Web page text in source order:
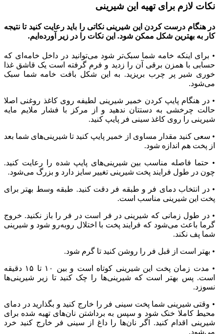
نکات لازم برای تهیه این شیرینی
در هنگام درست کردن این شیرینی نکاتی را باید رعایت کنید تا نتیجه
کار به بهترین شکل ممکن شود. این نکات را در زیر آورده‌ایم.
• برای اینکه خامه شما سبک‌تر شود می‌توانید در داخل خامه‌ای که
حسابی با همزن برقی آن‌ را زدید و فرم گرفته است یک قاشق غذا
خوری شیر پر چرب بریزید. به این شکل بافت خامه شما سبک
می‌شود.
• در هنگام پایپ کردن خمیر شیرینی لطیفه روی کاغذ روغنی اصلا
حالت چرخشی به دستتان ندهید و از مرکز با فشار ملایم مایه
شیرینی را روی کاغذ سینی فر پایپ کنید.
• سعی کنید مقدار مساوی از خمیر پایپ کنید تا شیرینی‌های شما بعد
از پخت هم ‌اندازه شود.
• حتما فاصله مناسب بین شیرینی‌های پایپ شده را رعایت کنید.
چون در طول فرایند پخت شیرینی تغییر سایز دارد و بزرگ می‌شود.
• در انتخاب دمای فر و طبقه فر دقت کنید. طبقه وسط بهتر برای
پخت این شیرینی مناسب است.
• در طول زمانی که شیرینی در فر است در فر را باز نکنید. خروج
گرما باعث می‌شود که فرایند پخت با اختلال روبه‌رو شود و شیرینی
شما پف نکند.
• بهتر است از قبل فر را روشن کنید تا گرم شود.
• مدت زمان پخت این شیرینی کوتاه است و بین ۱۰ تا ۱۵ دقیقه
است. پس بهتر است که شیرینی‌ها را چک کنید تا زیر شیرینی‌ها
نسوزد.
• وقتی شیرینی شما پخت سینی فر را خارج کنید و بگذارید در دمای
محیط کاملا خنک شود و سپس به برداشتن نان‌های تهیه شده برای
شیرینی اقدام کنید. اگر نان‌ها را داغ از سینی فر خارج کنید خرد
می‌شود.